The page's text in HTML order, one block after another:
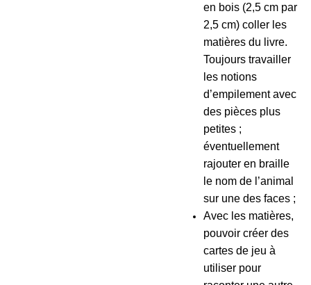
en bois (2,5 cm par
2,5 cm) coller les
matières du livre.
Toujours travailler
les notions
d’empilement avec
des pièces plus
petites ;
éventuellement
rajouter en braille
le nom de l’animal
sur une des faces ;
Avec les matières,
pouvoir créer des
cartes de jeu à
utiliser pour